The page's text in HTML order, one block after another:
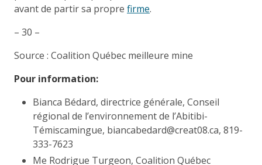
avant de partir sa propre firme.
– 30 –
Source : Coalition Québec meilleure mine
Pour information:
Bianca Bédard, directrice générale, Conseil
régional de l’environnement de l’Abitibi-
Témiscamingue, biancabedard@creat08.ca, 819-
333-7623
Me Rodrigue Turgeon, Coalition Québec